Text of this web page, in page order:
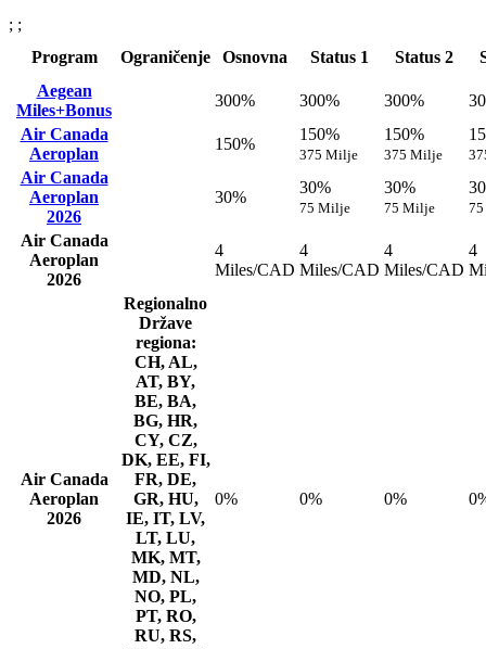
; ;
Program
Ograničenje Osnovna Status 1 Status 2
Aegean
Miles+Bonus
300% 300% 300%
Air Canada
Aeroplan
150%
150%
375 Milje
150%
375 Milje
Air Canada
Aeroplan
2026
30%
30%
75 Milje
30%
75 Milje
Air Canada
Aeroplan
2026
4
Miles/CAD
4
Miles/CAD
4
Miles/CAD
4
Air Canada
Aeroplan
2026
Regionalno
Države
regiona:
CH, AL,
AT, BY,
BE, BA,
BG, HR,
CY, CZ,
DK, EE, FI,
FR, DE,
GR, HU,
IE, IT, LV,
LT, LU,
MK, MT,
MD, NL,
NO, PL,
PT, RO,
RU, RS,
0% 0% 0%